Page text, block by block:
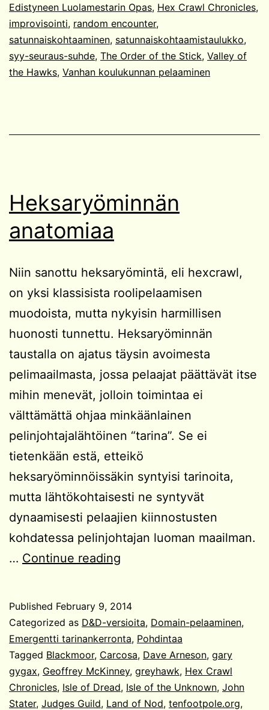
Edistyneen Luolamestarin Opas, Hex Crawl Chronicles,
improvisointi, random encounter,
satunnaiskohtaaminen, satunnaiskohtaamistaulukko,
syy-seuraus-suhde, The Order of the Stick, Valley of
the Hawks, Vanhan koulukunnan pelaaminen
Heksaryöminnän
anatomiaa
Niin sanottu heksaryömintä, eli hexcrawl,
on yksi klassisista roolipelaamisen
muodoista, mutta nykyisin harmillisen
huonosti tunnettu. Heksaryöminnän
taustalla on ajatus täysin avoimesta
pelimaailmasta, jossa pelaajat päättävät itse
mihin menevät, jolloin toimintaa ei
välttämättä ohjaa minkäänlainen
pelinjohtajalähtöinen “tarina”. Se ei
tietenkään estä, etteikö
heksaryöminnöissäkin syntyisi tarinoita,
mutta lähtökohtaisesti ne syntyvät
dynaamisesti pelaajien kiinnostusten
kohdatessa pelinjohtajan luoman maailman.
… Continue reading
Published February 9, 2014
Categorized as D&D-versioita, Domain-pelaaminen,
Emergentti tarinankerronta, Pohdintaa
Tagged Blackmoor, Carcosa, Dave Arneson, gary
gygax, Geoffrey McKinney, greyhawk, Hex Crawl
Chronicles, Isle of Dread, Isle of the Unknown, John
Stater, Judges Guild, Land of Nod, tenfootpole.org,